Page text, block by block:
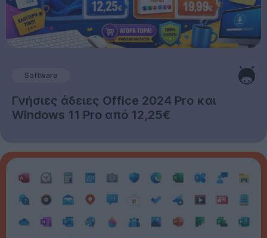
Software
Γνήσιες άδειες Office 2024 Pro και
Windows 11 Pro από 12,25€